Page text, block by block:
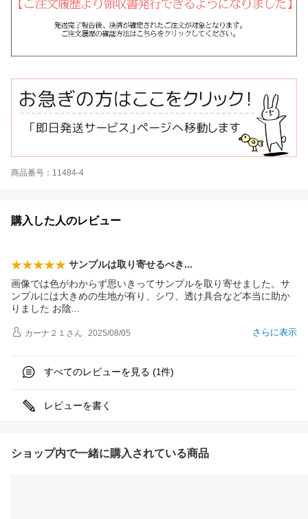
商品番号：11484-4
購入した人のレビュー
サンプルは取り寄せるべき
画像では色がわからず思いきってサンプルを取り寄せました。サ
ンプルには大きめの生地が有り、シワ、透け具合など本当に助か
りました お陰
さらに表示
カーナ２１ さん 2025/08/05
すべてのレビューを見る (1件)
レビューを書く
ショップ内で一緒に購入されている商品